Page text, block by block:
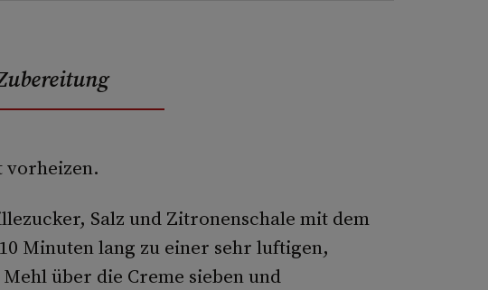
vorheizen.
Salz und Zitronenschale mit dem
Minuten lang zu einer sehr luftigen,
über die Creme sieben und